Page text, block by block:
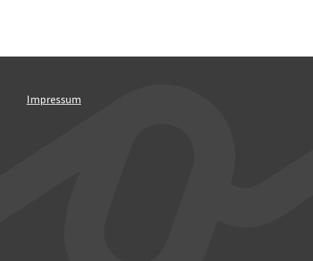
Impressum